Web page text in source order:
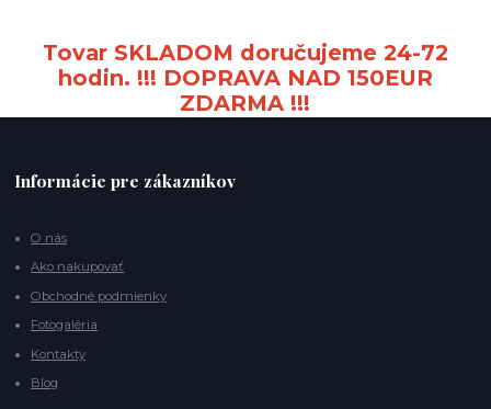
Tovar SKLADOM doručujeme 24-72
hodin. !!! DOPRAVA NAD 150EUR
ZDARMA !!!
Informácie pre zákazníkov
O nás
Ako nakupovať
Obchodné podmienky
Fotogaléria
Kontakty
Blog